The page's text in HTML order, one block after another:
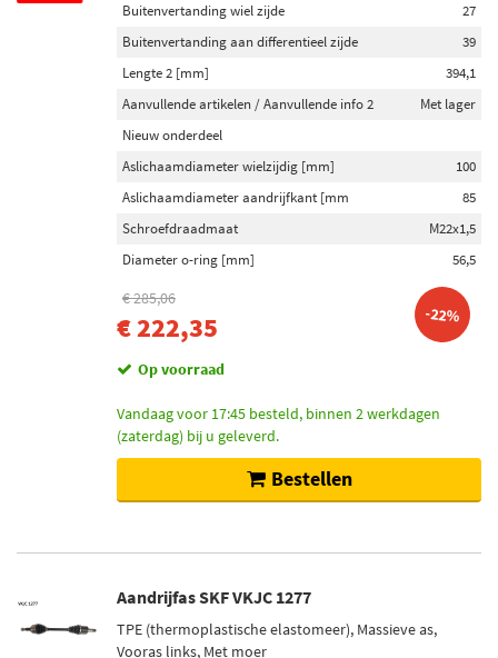
Buitenvertanding wiel zijde
27
Buitenvertanding aan differentieel zijde
39
Lengte 2 [mm]
394,1
Aanvullende artikelen / Aanvullende info 2
Met lager
Nieuw onderdeel
Aslichaamdiameter wielzijdig [mm]
100
Aslichaamdiameter aandrijfkant [mm
85
Schroefdraadmaat
M22x1,5
Diameter o-ring [mm]
56,5
€ 285,06
€ 222,35 -22%
Op voorraad
Vandaag voor 17:45 besteld, binnen 2 werkdagen
(zaterdag) bij u geleverd.
Bestellen
Aandrijfas SKF VKJC 1277
TPE (thermoplastische elastomeer), Massieve as,
Vooras links, Met moer